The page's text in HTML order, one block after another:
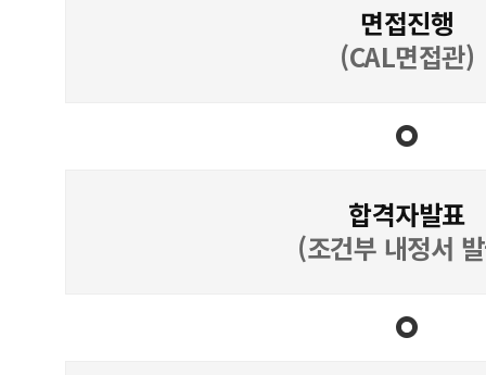
면접진행
(CAL면접관)
합격자발표
(조건부 내정서